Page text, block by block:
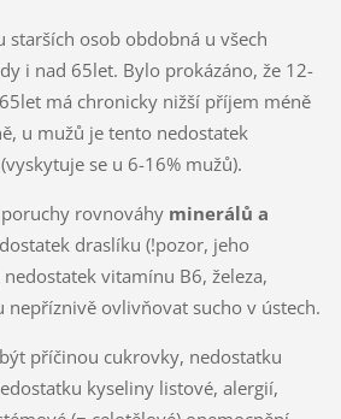
starších osob obdobná u všech
i nad 65let. Bylo prokázáno, že 12-
má chronicky nižší příjem méně
u mužů je tento nedostatek
se u 6-16% mužů).
rovnováhy minerálů a
draslíku (!pozor, jeho
vitamínu B6, železa,
ovlivňovat sucho v ústech.
příčinou cukrovky, nedostatku
kyseliny listové, alergií,